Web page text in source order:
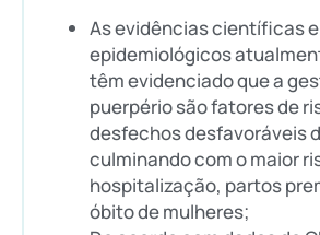
As evidências científicas
epidemiológicos
têm evidenciado que a
puerpério são fatores de
desfechos desfavoráveis
culminando com o maior
hospitalização, partos
óbito de mulheres;